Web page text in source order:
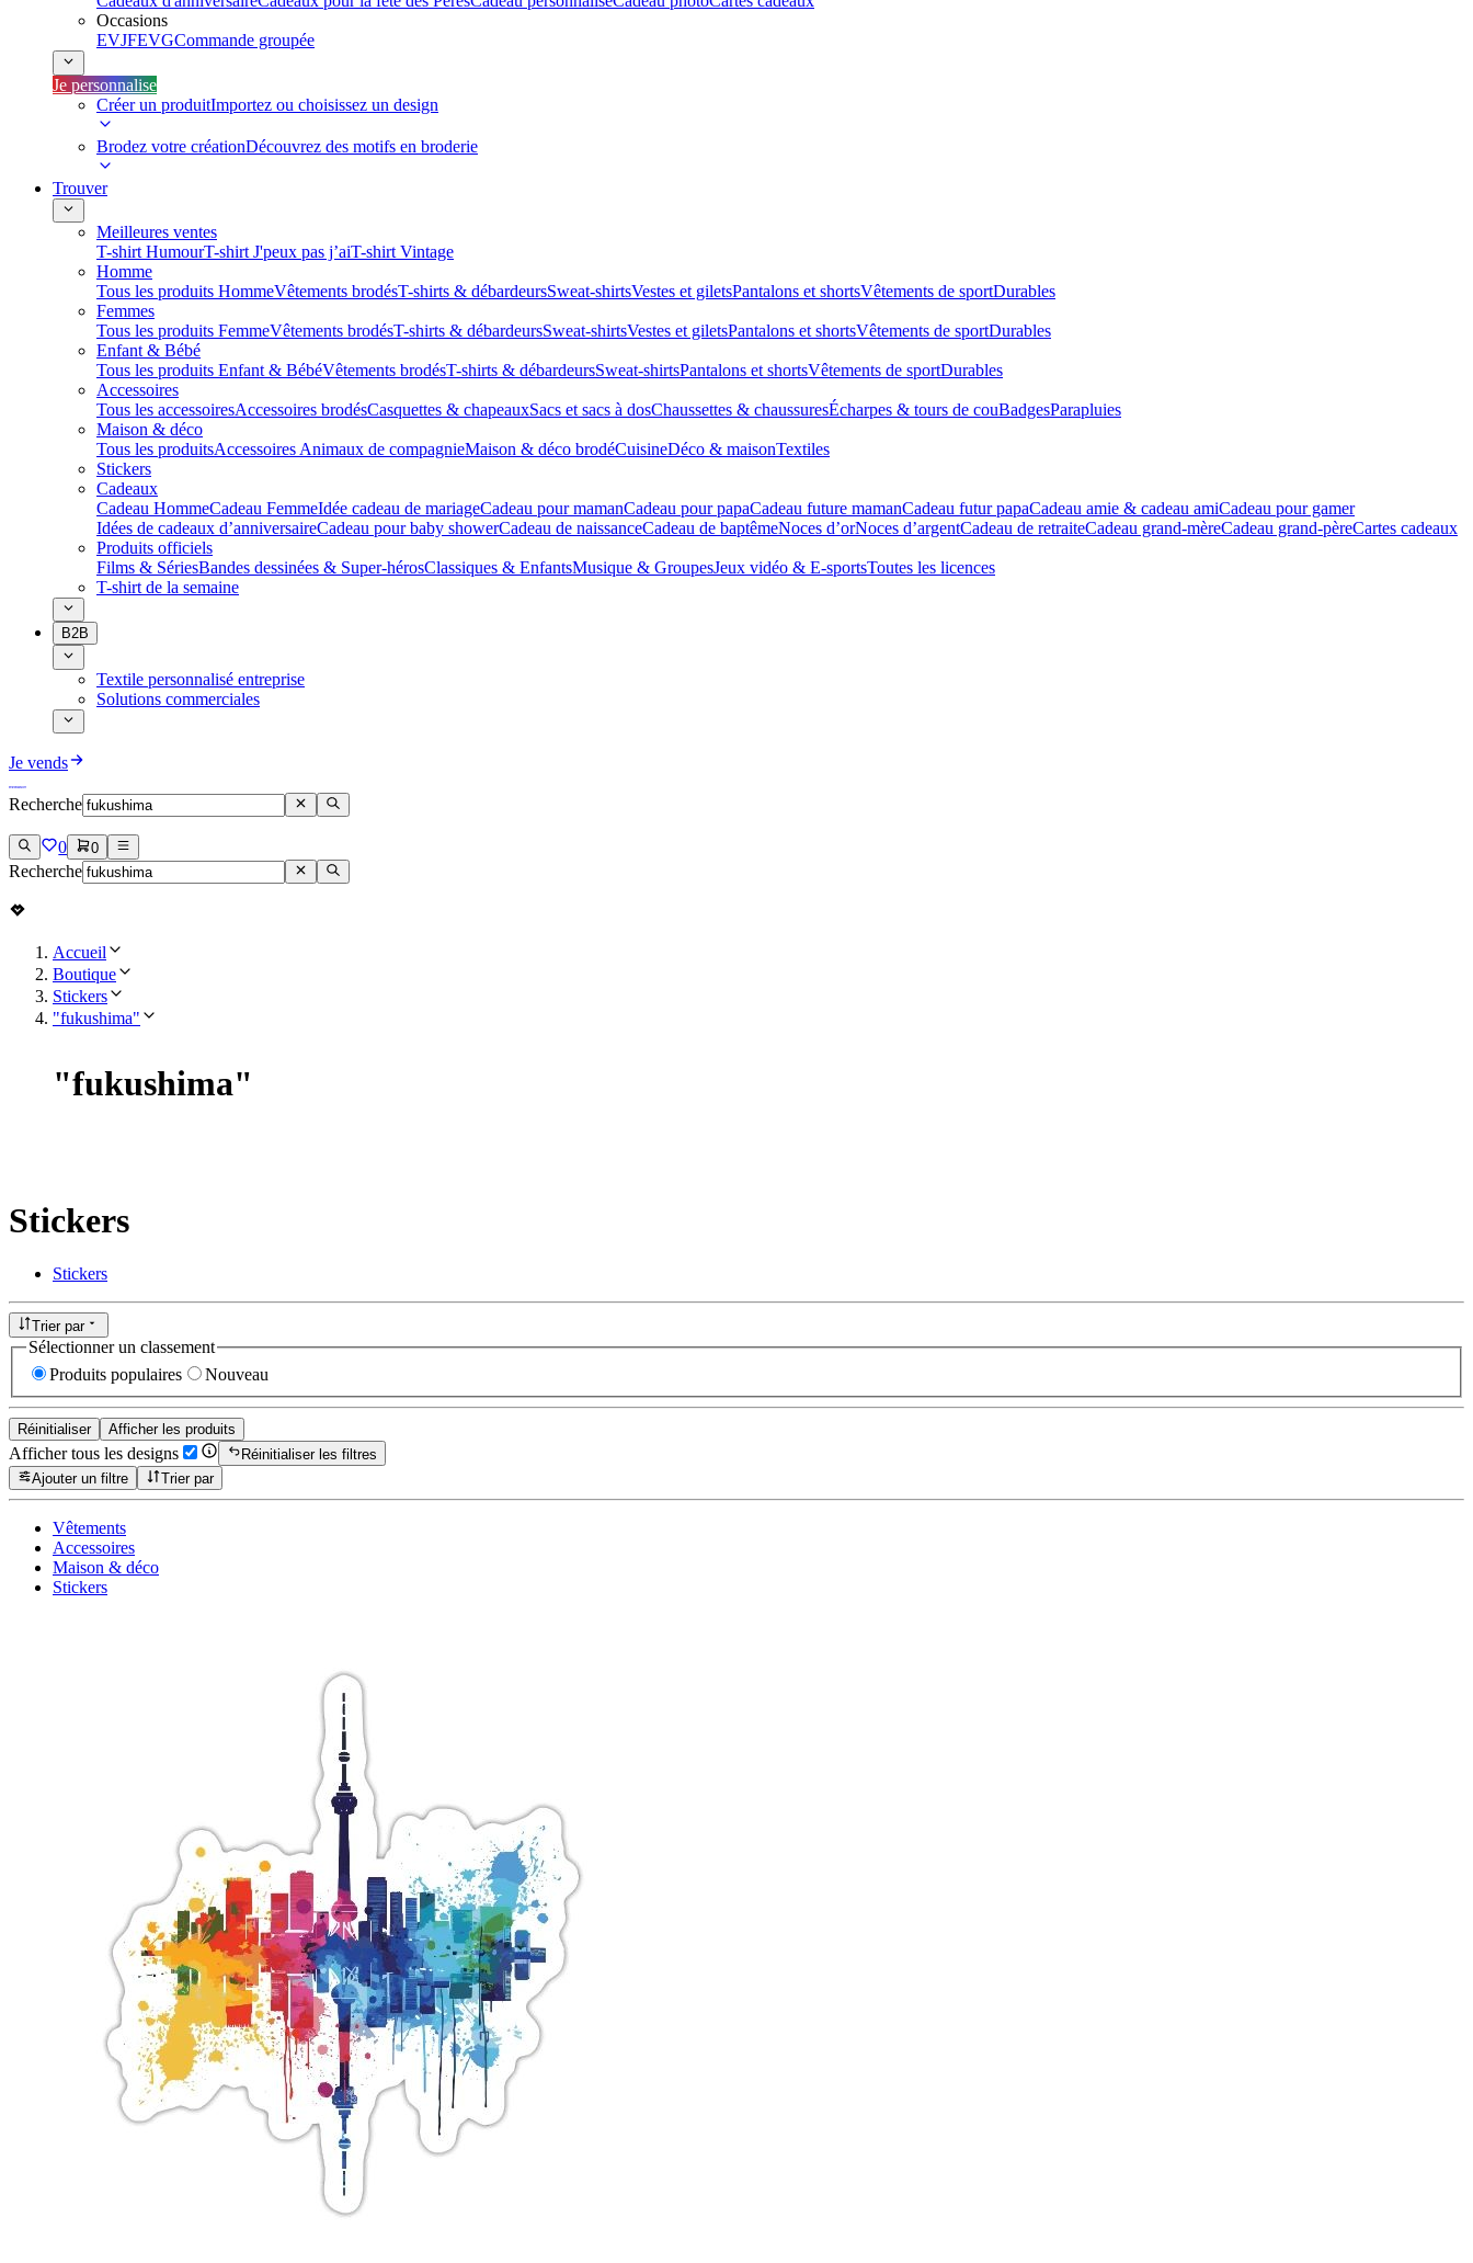
Occasions
EVJFEVGCommande groupée
Je personnalise
Créer un produitImportez ou choisissez un design
Brodez votre créationDécouvrez des motifs en broderie
Trouver
Meilleures ventes
T-shirt HumourT-shirt J'peux pas j’aiT-shirt Vintage
Homme
Tous les produits HommeVêtements brodésT-shirts & débardeursSweat-shirtsVestes et giletsPantalons et shortsVêtements de sportDurables
Femmes
Tous les produits FemmeVêtements brodésT-shirts & débardeursSweat-shirtsVestes et giletsPantalons et shortsVêtements de sportDurables
Enfant & Bébé
Tous les produits Enfant & BébéVêtements brodésT-shirts & débardeursSweat-shirtsPantalons et shortsVêtements de sportDurables
Accessoires
Tous les accessoiresAccessoires brodésCasquettes & chapeauxSacs et sacs à dosChaussettes & chaussuresÉcharpes & tours de couBadgesParapluies
Maison & déco
Tous les produitsAccessoires Animaux de compagnieMaison & déco brodéCuisineDéco & maisonTextiles
Stickers
Cadeaux
Cadeau HommeCadeau FemmeIdée cadeau de mariage​Cadeau pour mamanCadeau pour papaCadeau future mamanCadeau futur papaCadeau amie & cadeau amiCadeau pour gamer
Idées de cadeaux d’anniversaireCadeau pour baby showerCadeau de naissanceCadeau de baptêmeNoces d’orNoces d’argentCadeau de retraiteCadeau grand-mèreCadeau grand-pèreCartes cadeaux
Produits officiels
Films & SériesBandes dessinées & Super-hérosClassiques & EnfantsMusique & GroupesJeux vidéo & E-sportsToutes les licences
T-shirt de la semaine
B2B
Textile personnalisé entreprise
Solutions commerciales
Je vends
Recherche
0 0
Recherche
Accueil
Boutique
Stickers
"fukushima"
"fukushima"
Stickers
Stickers
Trier par
Sélectionner un classement
Produits populaires
Nouveau
Réinitialiser Afficher les produits
Afficher tous les designs
Réinitialiser les filtres
Ajouter un filtre
Trier par
Vêtements
Accessoires
Maison & déco
Stickers